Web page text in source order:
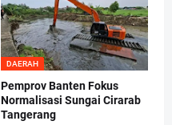
DAERAH
Pemprov Banten Fokus
Normalisasi Sungai Cirarab
Tangerang